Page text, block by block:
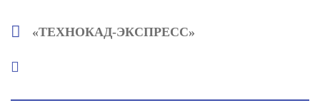
«ТЕХНОКАД-ЭКСПРЕСС»